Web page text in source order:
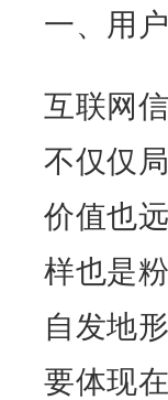
一、用
互联网
不仅仅
价值也
样也是
自发地
要体现